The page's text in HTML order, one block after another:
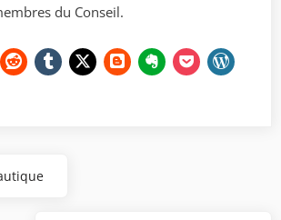
du Conseil.